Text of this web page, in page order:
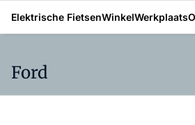
Elektrische FietsenWinkelWerkplaats
Ford